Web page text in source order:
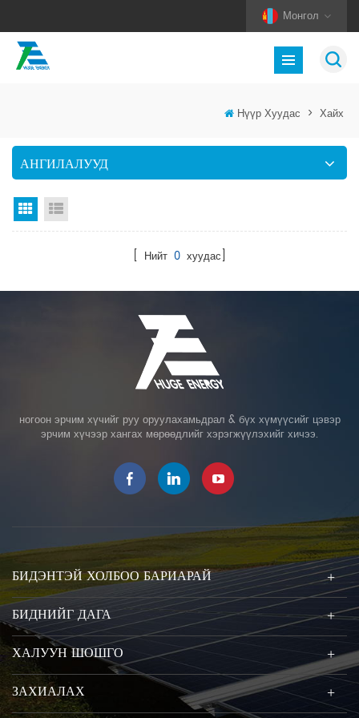
Монгол
Нүүр Хуудас > Хайх
АНГИЛАЛУУД
Тор харах
[ Нийт 0 хуудас]
ногоон эрчим хүчийг руу оруулахамьдрал & бүх хүмүүсийг цэвэр
эрчим хүчээр хангах мөрөөдлийг хэрэгжүүлэхийг хичээ.
БИДЭНТЭЙ ХОЛБОО БАРИАРАЙ
БИДНИЙГ ДАГА
ХАЛУУН ШОШГО
ЗАХИАЛАХ